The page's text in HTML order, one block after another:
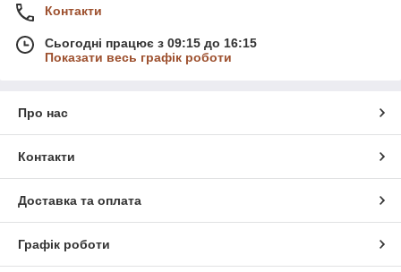
Контакти
Сьогодні працює з 09:15 до 16:15
Показати весь графік роботи
Про нас
Контакти
Доставка та оплата
Графік роботи